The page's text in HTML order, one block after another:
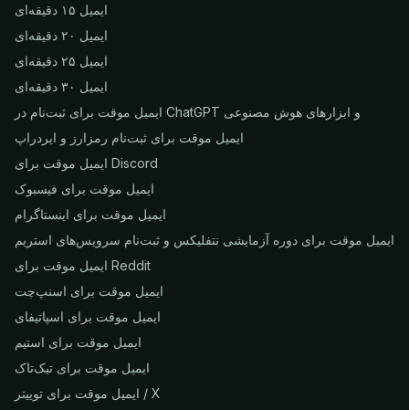
ایمیل ۱۵ دقیقه‌ای
ایمیل ۲۰ دقیقه‌ای
ایمیل ۲۵ دقیقه‌ای
ایمیل ۳۰ دقیقه‌ای
ایمیل موقت برای ثبت‌نام در ChatGPT و ابزارهای هوش مصنوعی
ایمیل موقت برای ثبت‌نام رمزارز و ایردراپ
ایمیل موقت برای Discord
ایمیل موقت برای فیسبوک
ایمیل موقت برای اینستاگرام
ایمیل موقت برای دوره آزمایشی نتفلیکس و ثبت‌نام سرویس‌های استریم
ایمیل موقت برای Reddit
ایمیل موقت برای اسنپ‌چت
ایمیل موقت برای اسپاتیفای
ایمیل موقت برای استیم
ایمیل موقت برای تیک‌تاک
ایمیل موقت برای توییتر / X